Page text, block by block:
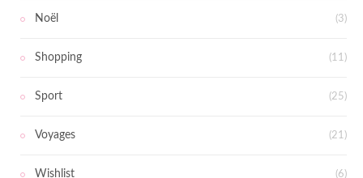
Noël (3)
Shopping (11)
Sport (25)
Voyages (21)
Wishlist (6)